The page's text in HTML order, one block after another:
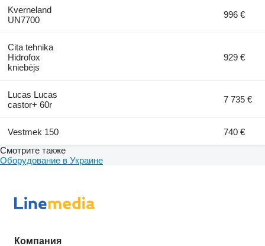
Kverneland
UN7700
996 €
Cita tehnika
Hidrofox
kniebējs
929 €
Lucas Lucas
castor+ 60r
7 735 €
Vestmek 150
740 €
Смотрите также
Оборудование в Украине
Компания